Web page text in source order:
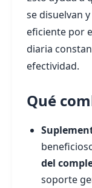
se disuelvan
eficiente por
diaria
efectividad.
Qué
del
soporte